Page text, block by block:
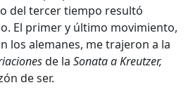
del tercer tiempo resultó
El primer y último movimiento,
los alemanes, me trajeron a la
de la Sonata a Kreutzer,
de ser.